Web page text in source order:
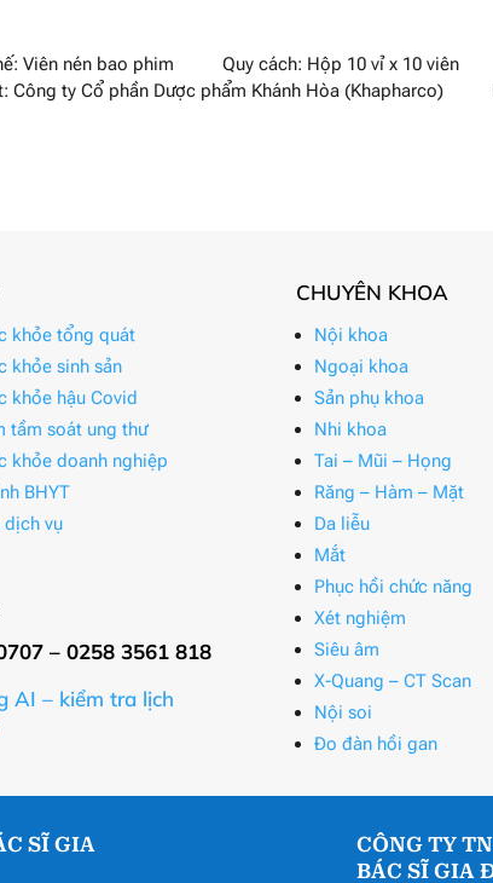
Viên nén bao phim Quy cách: Hộp 10 vỉ x 10
ty Cổ phần Dược phẩm Khánh Hòa (Khapharco)
khỏe tổng quát
khỏe sinh sản
khỏe hậu Covid
tầm soát ung thư
khỏe doanh nghiệp
BHYT
dịch vụ
– 0258 3561 818
AI – kiểm tra lịch
CHUYÊN KHOA
Nội khoa
Ngoại khoa
Sản phụ khoa
Nhi khoa
Tai – Mũi – Họng
Răng – Hàm – Mặt
Da liễu
Mắt
Phục hồi chức năng
Xét nghiệm
Siêu âm
X-Quang – CT Scan
Nội soi
Đo đàn hồi gan
SĨ GIA
CÔNG TY
BÁC SĨ GIA